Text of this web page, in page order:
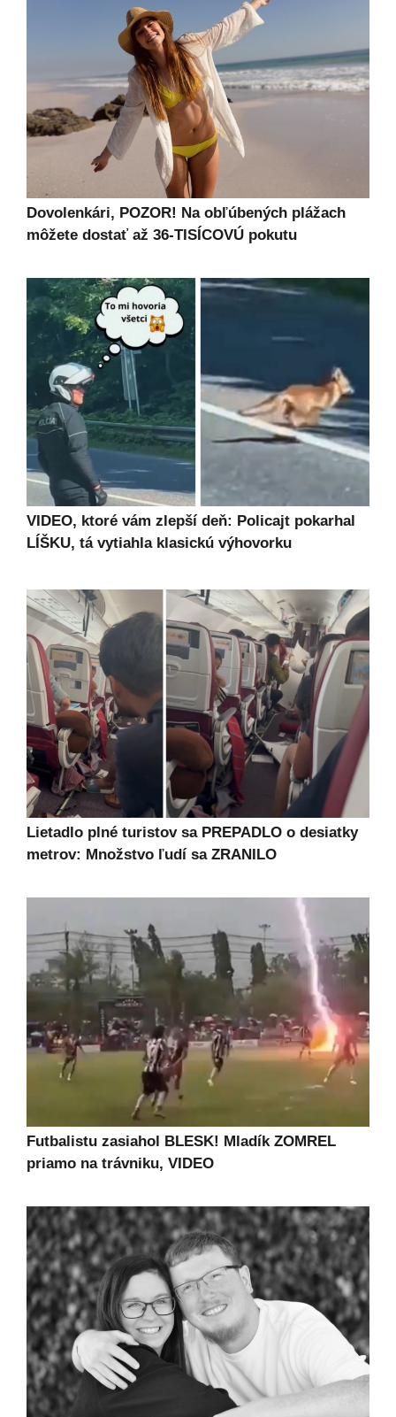
Dovolenkári, POZOR! Na obľúbených plážach
môžete dostať až 36-TISÍCOVÚ pokutu
VIDEO, ktoré vám zlepší deň: Policajt pokarhal
LÍŠKU, tá vytiahla klasickú výhovorku
Lietadlo plné turistov sa PREPADLO o desiatky
metrov: Množstvo ľudí sa ZRANILO
Futbalistu zasiahol BLESK! Mladík ZOMREL
priamo na trávniku, VIDEO